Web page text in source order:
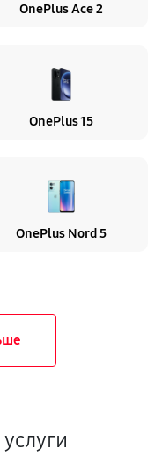
OnePlus Ace 2
OnePlus 15
OnePlus Nord 5